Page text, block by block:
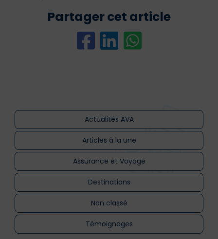
Partager cet article
Actualités AVA
Articles à la une
Assurance et Voyage
Destinations
Non classé
Témoignages